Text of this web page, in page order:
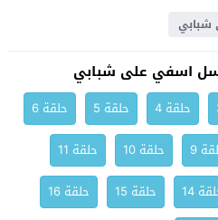
اسفي على شبابي
حلقة 4 حلقة 5
حلقة 6
9 حلقة 10
حلقة 11
14 حلقة 15
حلقة 16